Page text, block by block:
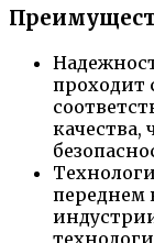
проходит
качества,
переднем